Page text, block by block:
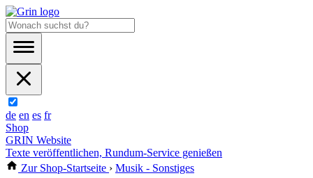
de en es fr
Shop
GRIN Website
Texte veröffentlichen, Rundum-Service genießen
Zur Shop-Startseite › Musik - Sonstiges